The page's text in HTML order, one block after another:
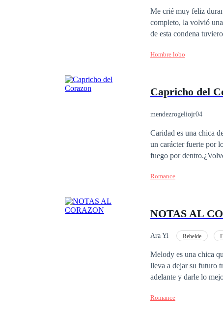
amor dulce e inocente. Una desgracia llega a sus vidas, cambiando por completo el rumbo de estas, una
perdida inrreparable
inmenso amor que siente en su corazón. Un corazón latiendo
Me crié muy feliz
completo, la volvió una pesadilla de la que no
de esta condena
Hombre lobo
Capricho del
mendezrogeliojr04
Caridad es una chica
un carácter fuerte por
fuego por
Romance
NOTAS AL
Ara Yi Rebelde
Melody es una chica
lleva a dejar su futuro
adelante y darle lo
busca una chica de familia acomodada
Romance